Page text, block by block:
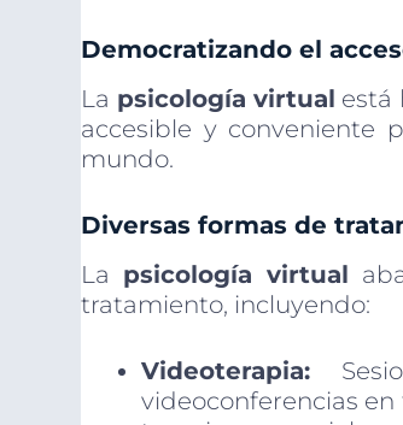
Democratizando el
La psicología virtual está
accesible y conveniente
mundo.
Diversas formas de
La psicología virtual
tratamiento, incluyendo:
Videoterapia:
videoconferencias